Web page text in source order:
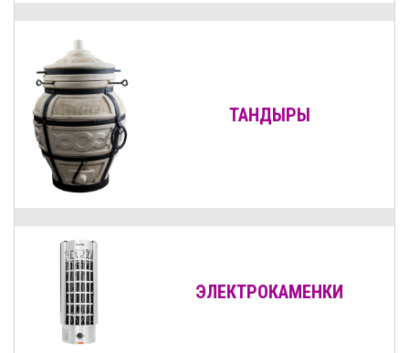
ТАНДЫРЫ
ЭЛЕКТРОКАМЕНКИ